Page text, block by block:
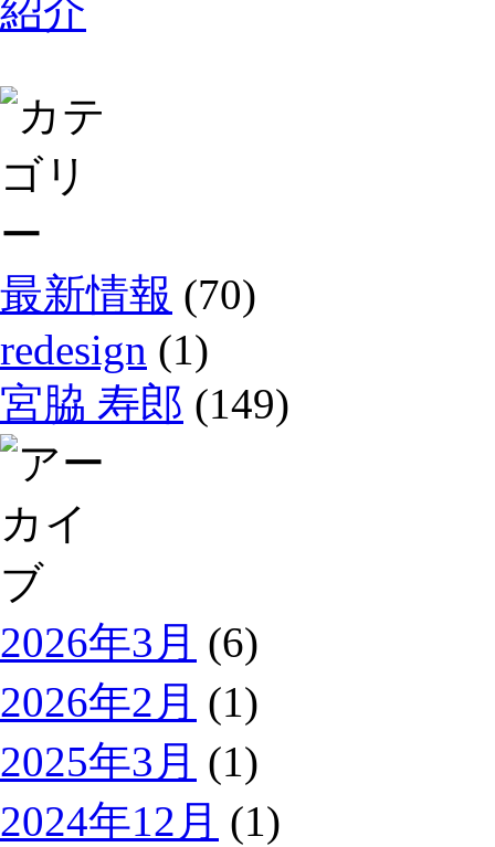
最新情報 (70)
redesign (1)
宮脇 寿郎 (149)
2026年3月 (6)
2026年2月 (1)
2025年3月 (1)
2024年12月 (1)